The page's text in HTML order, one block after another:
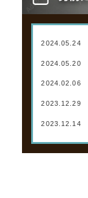
2024.05.24
2024.05.20
2024.02.06
2023.12.29
2023.12.14